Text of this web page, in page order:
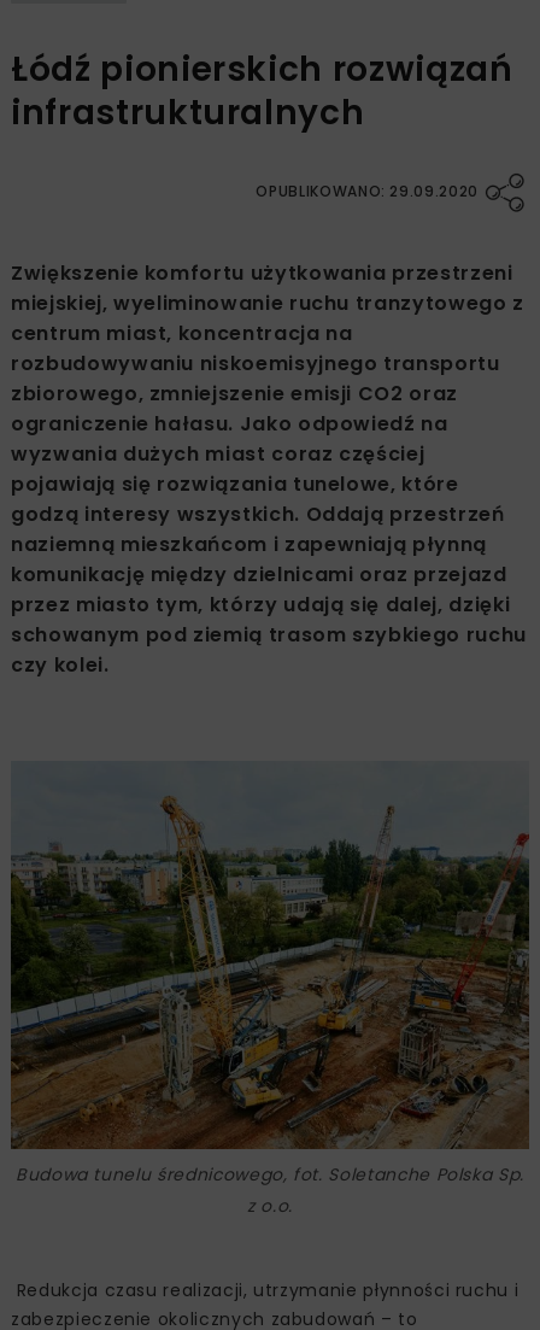
Łódź pionierskich rozwiązań
infrastrukturalnych
OPUBLIKOWANO: 29.09.2020
Zwiększenie komfortu użytkowania przestrzeni
miejskiej, wyeliminowanie ruchu tranzytowego z
centrum miast, koncentracja na
rozbudowywaniu niskoemisyjnego transportu
zbiorowego, zmniejszenie emisji CO2 oraz
ograniczenie hałasu. Jako odpowiedź na
wyzwania dużych miast coraz częściej
pojawiają się rozwiązania tunelowe, które
godzą interesy wszystkich. Oddają przestrzeń
naziemną mieszkańcom i zapewniają płynną
komunikację między dzielnicami oraz przejazd
przez miasto tym, którzy udają się dalej, dzięki
schowanym pod ziemią trasom szybkiego ruchu
czy kolei.
Budowa tunelu średnicowego, fot. Soletanche Polska Sp.
z o.o.
Redukcja czasu realizacji, utrzymanie płynności ruchu i
zabezpieczenie okolicznych zabudowań – to